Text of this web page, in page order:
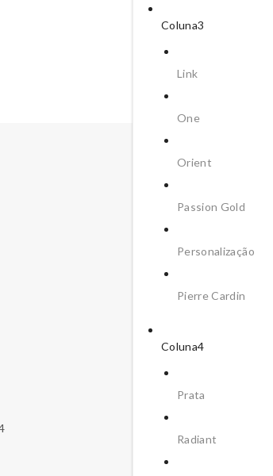
Coluna3
Link
One
Orient
Passion Gold
Personalização
Pierre Cardin
Coluna4
Prata
Radiant